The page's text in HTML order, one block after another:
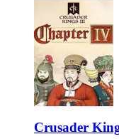
Crusader